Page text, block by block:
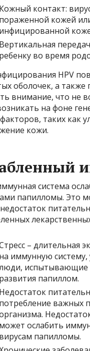
Кожный контакт:
пораженной кожей
инфицированной
Вертикальная
ребенку во время
HPV
оболочек, а
внимание, что не
на фоне
таких как
кожи.
система
папилломы. Это
недостаток
– длительная
на иммунную систему,
испытывающие
развития папиллом.
Недостаток
потребление важных
может ослабить
вирусам папилломы.